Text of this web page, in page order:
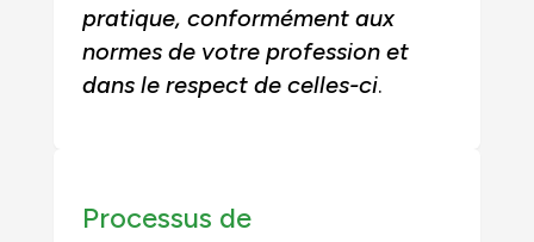
pratique, conformément aux
normes de votre profession et
dans le respect de celles-ci.
Processus de